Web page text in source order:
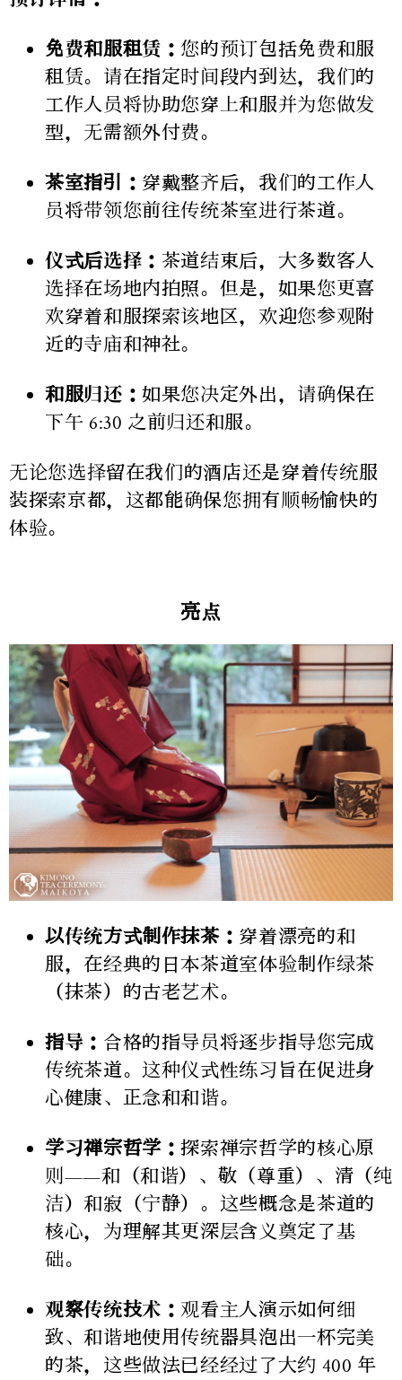
免费和服租赁：您的预订包括免费和服
租赁。请在指定时间段内到达，我们的
工作人员将协助您穿上和服并为您做发
型，无需额外付费。
茶室指引： 穿戴整齐后，我们的工作人
员将带领您前往传统茶室进行茶道。
仪式后选择： 茶道结束后，大多数客人
选择在场地内拍照。但是，如果您更喜
欢穿着和服探索该地区，欢迎您参观附
近的寺庙和神社。
和服归还：如果您决定外出，请确保在
下午 6:30 之前归还和服。
无论您选择留在我们的酒店还是穿着传统服
装探索京都，这都能确保您拥有顺畅愉快的
体验。
亮点
以传统方式制作抹茶： 穿着漂亮的和
服，在经典的日本茶道室体验制作绿茶
（抹茶）的古老艺术。
指导： 合格的指导员将逐步指导您完成
传统茶道。这种仪式性练习旨在促进身
心健康、正念和和谐。
学习禅宗哲学：探索禅宗哲学的核心原
则——和（和谐）、敬（尊重）、清（纯
洁）和寂（宁静）。这些概念是茶道的
核心，为理解其更深层含义奠定了基
础。
观察传统技术： 观看主人演示如何细
致、和谐地使用传统器具泡出一杯完美
的茶，这些做法已经经过了大约 400 年